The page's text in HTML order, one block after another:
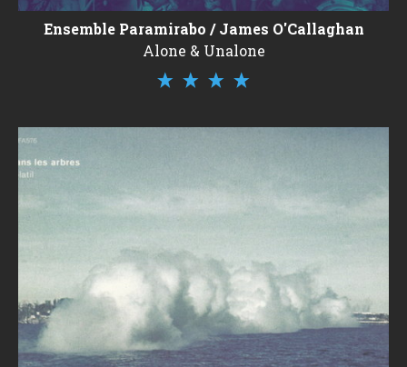
Ensemble Paramirabo / James O'Callaghan
Alone & Unalone